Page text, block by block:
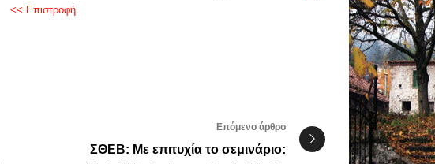
<< Επιστροφή
Επόμενο άρθρο
ΣΘΕΒ: Με επιτυχία το σεμινάριο: